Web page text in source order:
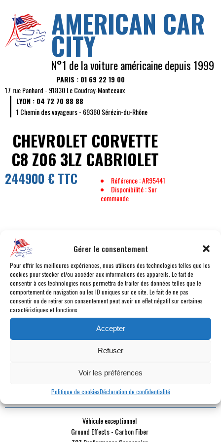
Gérer le consentement
Pour offrir les meilleures expériences, nous utilisons des technologies telles que les
cookies pour stocker et/ou accéder aux informations des appareils. Le fait de
consentir à ces technologies nous permettra de traiter des données telles que le
comportement de navigation ou les ID uniques sur ce site. Le fait de ne pas
consentir ou de retirer son consentement peut avoir un effet négatif sur certaines
caractéristiques et fonctions.
Accepter
Refuser
Voir les préférences
Politique de cookiesDéclaration de confidentialité
AMERICAN CAR
CITY
N°1 de la voiture américaine depuis 1999
PARIS : 01 69 22 19 00
17 rue Panhard - 91830 Le Coudray-Montceaux
LYON : 04 72 70 88 88
1 Chemin des voyageurs - 69360 Sérézin-du-Rhône
CHEVROLET CORVETTE
C8 Z06 3LZ CABRIOLET
244900 € TTC
Référence : AR95441
Disponibilité : Sur
commande
CATÉGORIE :
CARBURANT :
Essence
BOÎTE :Automatique 8 vitesses
MILLÉSIME :2024
KILOMÉTRAGE :500 km
COULEUR :Rouge
INTÉRIEUR :Cuir rouge
PUISSANCE DYN. :
PUISSANCE FISCALE :
60 cv fiscaux
24 mois
POINTS FORTS
Véhicule exceptionnel
Ground Effects - Carbon Fiber